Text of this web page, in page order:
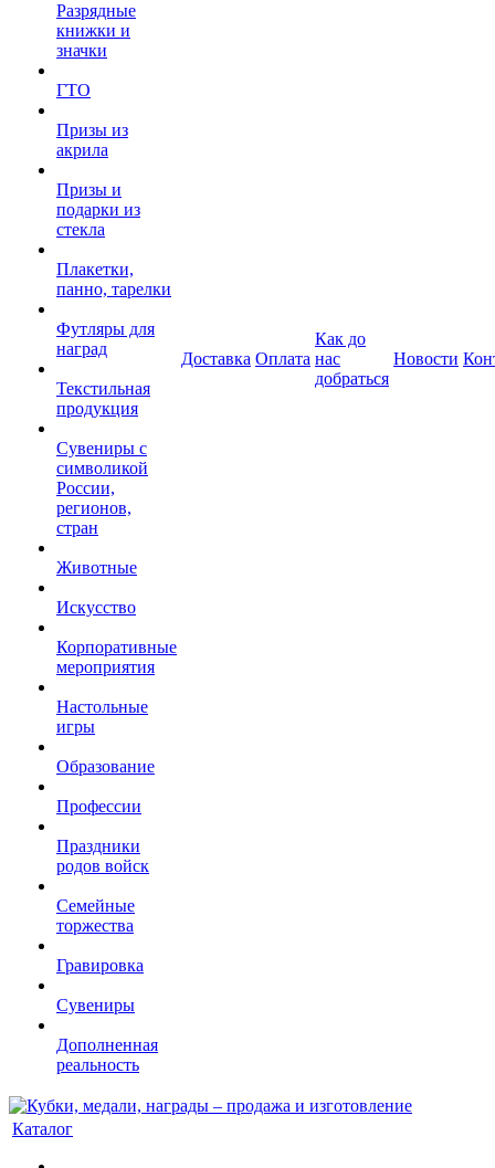
Разрядные
книжки и
значки
ГТО
Призы из
акрила
Призы и
подарки из
стекла
Плакетки,
панно, тарелки
Футляры для
наград
Текстильная
продукция
Сувениры с
символикой
России,
регионов,
стран
Животные
Искусство
Корпоративные
мероприятия
Настольные
игры
Образование
Профессии
Праздники
родов войск
Семейные
торжества
Гравировка
Сувениры
Дополненная
реальность
Доставка Оплата
Как до
нас
добраться
Новости
Каталог